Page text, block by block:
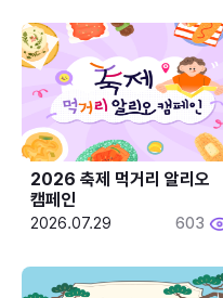
2026 축제 먹거리 알리오
캠페인
2026.07.29 603